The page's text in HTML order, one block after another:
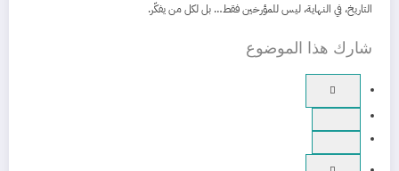
التاريخ، في النهاية، ليس للمؤرخين فقط… بل لكل من يفكّر.
شارك هذا الموضوع